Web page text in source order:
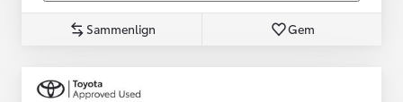
Sammenlign Gem